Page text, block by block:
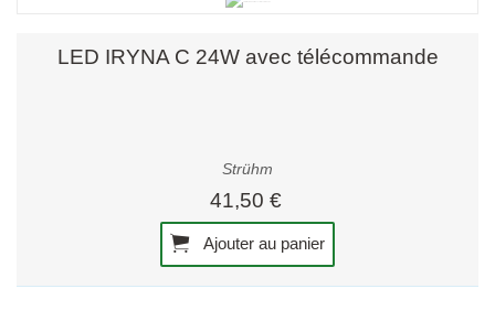
LED IRYNA C 24W avec télécommande
Strühm
41,50 €
Ajouter au panier